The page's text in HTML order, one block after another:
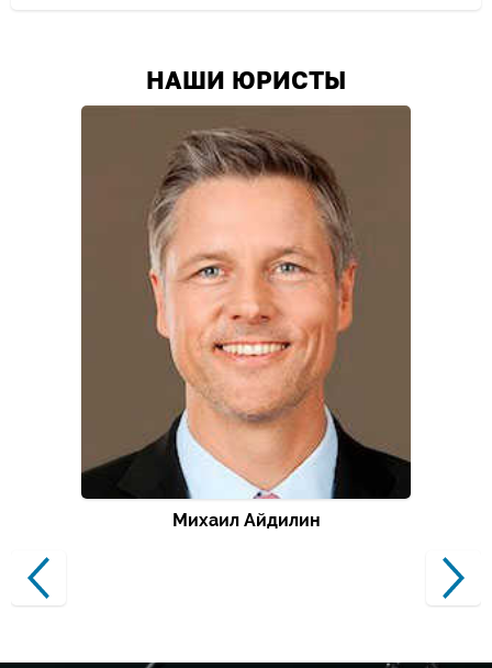
НАШИ ЮРИСТЫ
Михаил Айдилин